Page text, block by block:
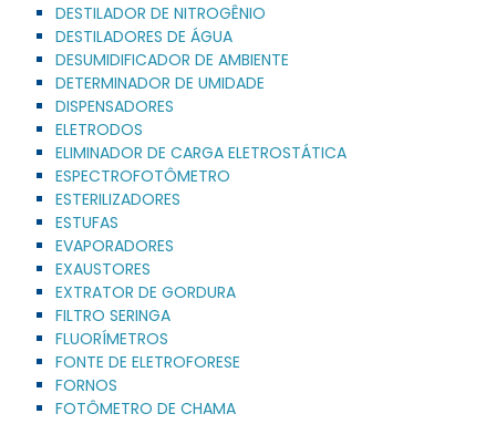
DESTILADOR DE NITROGÊNIO
DESTILADORES DE ÁGUA
DESUMIDIFICADOR DE AMBIENTE
DETERMINADOR DE UMIDADE
DISPENSADORES
ELETRODOS
ELIMINADOR DE CARGA ELETROSTÁTICA
ESPECTROFOTÔMETRO
ESTERILIZADORES
ESTUFAS
EVAPORADORES
EXAUSTORES
EXTRATOR DE GORDURA
FILTRO SERINGA
FLUORÍMETROS
FONTE DE ELETROFORESE
FORNOS
FOTÔMETRO DE CHAMA